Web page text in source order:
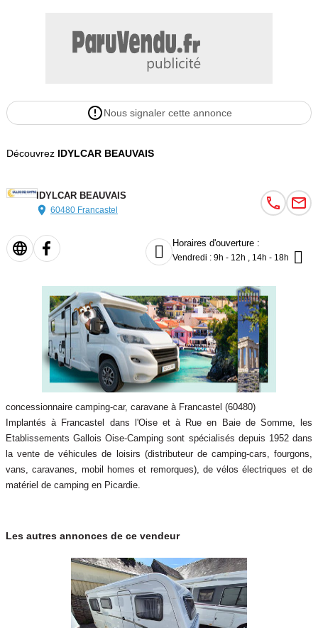
Nous signaler cette annonce
Découvrez IDYLCAR BEAUVAIS
IDYLCAR BEAUVAIS
60480 Francastel
 Horaires d'ouverture :
Vendredi : 9h - 12h , 14h - 18h 
concessionnaire camping-car, caravane à Francastel (60480)
Implantés à Francastel dans l'Oise et à Rue en Baie de Somme, les
Etablissements Gallois Oise-Camping sont spécialisés depuis 1952 dans
la vente de véhicules de loisirs (distributeur de camping-cars, fourgons,
vans, caravanes, mobil homes et remorques), de vélos électriques et de
matériel de camping en Picardie.
Les autres annonces de ce vendeur